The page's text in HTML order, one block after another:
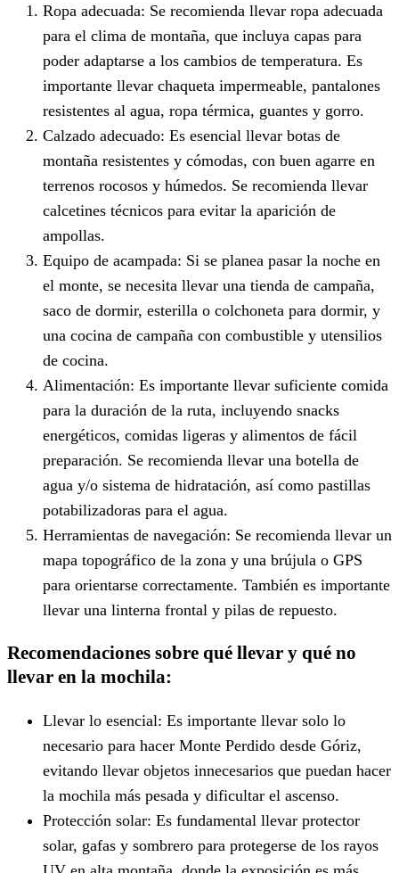
Ropa adecuada: Se recomienda llevar ropa adecuada
para el clima de montaña, que incluya capas para
poder adaptarse a los cambios de temperatura. Es
importante llevar chaqueta impermeable, pantalones
resistentes al agua, ropa térmica, guantes y gorro.
Calzado adecuado: Es esencial llevar botas de
montaña resistentes y cómodas, con buen agarre en
terrenos rocosos y húmedos. Se recomienda llevar
calcetines técnicos para evitar la aparición de
ampollas.
Equipo de acampada: Si se planea pasar la noche en
el monte, se necesita llevar una tienda de campaña,
saco de dormir, esterilla o colchoneta para dormir, y
una cocina de campaña con combustible y utensilios
de cocina.
Alimentación: Es importante llevar suficiente comida
para la duración de la ruta, incluyendo snacks
energéticos, comidas ligeras y alimentos de fácil
preparación. Se recomienda llevar una botella de
agua y/o sistema de hidratación, así como pastillas
potabilizadoras para el agua.
Herramientas de navegación: Se recomienda llevar un
mapa topográfico de la zona y una brújula o GPS
para orientarse correctamente. También es importante
llevar una linterna frontal y pilas de repuesto.
Recomendaciones sobre qué llevar y qué no
llevar en la mochila:
Llevar lo esencial: Es importante llevar solo lo
necesario para hacer Monte Perdido desde Góriz,
evitando llevar objetos innecesarios que puedan hacer
la mochila más pesada y dificultar el ascenso.
Protección solar: Es fundamental llevar protector
solar, gafas y sombrero para protegerse de los rayos